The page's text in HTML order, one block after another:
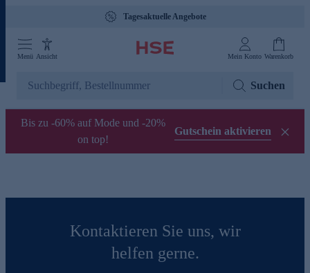
Tagesaktuelle Angebote
Menü Ansicht Mein Konto Warenkorb
Suchen
Bis zu -60% auf Mode und -20%
on top!
Gutschein aktivieren
Kontaktieren Sie uns, wir
helfen gerne.